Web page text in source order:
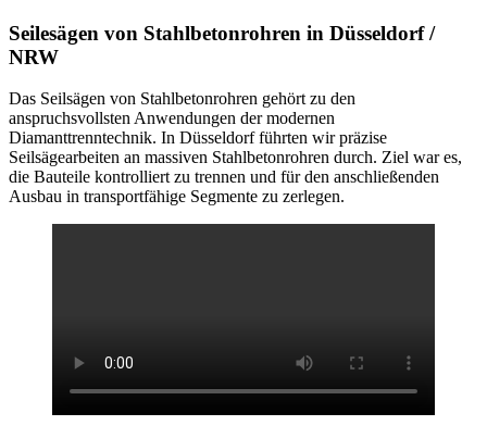
Seilesägen von Stahlbetonrohren in Düsseldorf /
NRW
Das Seilsägen von Stahlbetonrohren gehört zu den
anspruchsvollsten Anwendungen der modernen
Diamanttrenntechnik. In Düsseldorf führten wir präzise
Seilsägearbeiten an massiven Stahlbetonrohren durch. Ziel war es,
die Bauteile kontrolliert zu trennen und für den anschließenden
Ausbau in transportfähige Segmente zu zerlegen.